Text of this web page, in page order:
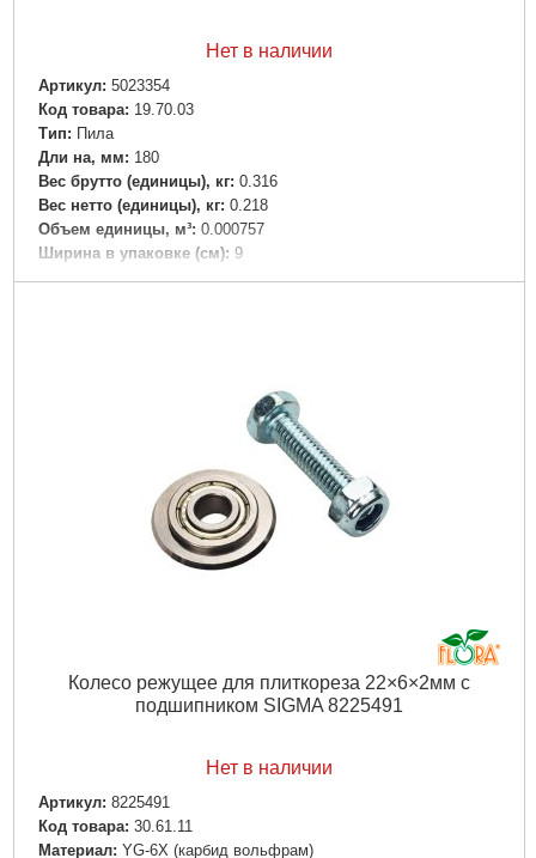
Нет в наличии
Артикул: 5023354
Код товара: 19.70.03
Tип: Пила
Дли на, мм: 180
Вес брутто (единицы), кг: 0.316
Вес нетто (единицы), кг: 0.218
Объем единицы, м³: 0.000757
Ширина в упаковке (см): 9
Длина в упаковке (см): 30.7
Подробнее...
Колесо режущее для плиткореза 22×6×2мм с
подшипником SIGMA 8225491
Нет в наличии
Артикул: 8225491
Код товара: 30.61.11
Материал: YG-6X (карбид вольфрам)